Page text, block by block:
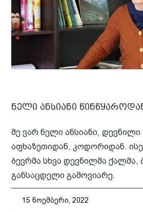
ნელი ანსიანი
მე ვარ ნელი ანსიანი, დევნილი
აფხაზეთიდან, კოდორიდან.
ბევრმა სხვა დევნილმა ქალმა,
განსაცდელი გამოვიარე.
15 ნოემბერი, 2022